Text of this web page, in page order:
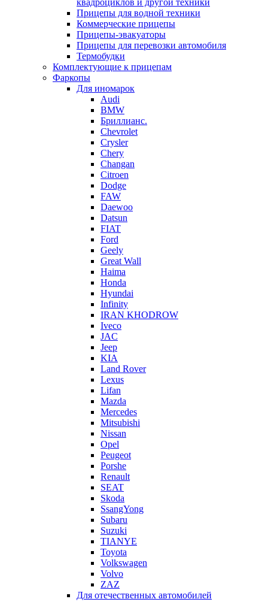
квадроциклов и другой техники
Прицепы для водной техники
Коммерческие прицепы
Прицепы-эвакуаторы
Прицепы для перевозки автомобиля
Термобудки
Комплектующие к прицепам
Фаркопы
Для иномарок
Audi
BMW
Бриллианс.
Chevrolet
Crysler
Chery
Changan
Citroen
Dodge
FAW
Daewoo
Datsun
FIAT
Ford
Geely
Great Wall
Haima
Honda
Hyundai
Infinity
IRAN KHODROW
Iveco
JAC
Jeep
KIA
Land Rover
Lexus
Lifan
Mazda
Mercedes
Mitsubishi
Nissan
Opel
Peugeot
Porshe
Renault
SEAT
Skoda
SsangYong
Subaru
Suzuki
TIANYE
Toyota
Volkswagen
Volvo
ZAZ
Для отечественных автомобилей